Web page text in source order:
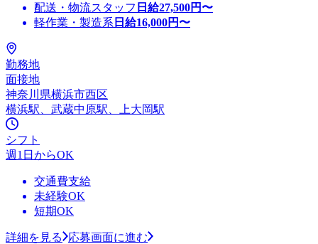
配送・物流スタッフ 日給27,500円〜
軽作業・製造系 日給16,000円〜
勤務地
面接地
神奈川県横浜市西区
横浜駅、武蔵中原駅、上大岡駅
シフト
週1日からOK
交通費支給
未経験OK
短期OK
詳細を見る
応募画面に進む